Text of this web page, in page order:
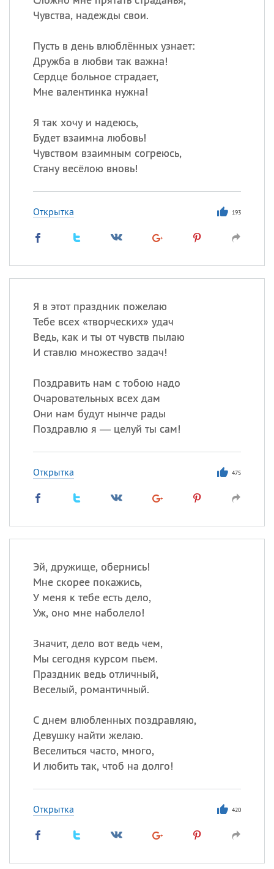
Чувства, надежды свои.
Пусть в день влюблённых узнает:
Дружба в любви так важна!
Сердце больное страдает,
Мне валентинка нужна!
Я так хочу и надеюсь,
Будет взаимна любовь!
Чувством взаимным согреюсь,
Стану весёлою вновь!
Открытка 193
Я в этот праздник пожелаю
Тебе всех «творческих» удач
Ведь, как и ты от чувств пылаю
И ставлю множество задач!
Поздравить нам с тобою надо
Очаровательных всех дам
Они нам будут нынче рады
Поздравлю я — целуй ты сам!
Открытка 475
Эй, дружище, обернись!
Мне скорее покажись,
У меня к тебе есть дело,
Уж, оно мне наболело!
Значит, дело вот ведь чем,
Мы сегодня курсом пьем.
Праздник ведь отличный,
Веселый, романтичный.
С днем влюбленных поздравляю,
Девушку найти желаю.
Веселиться часто, много,
И любить так, чтоб на долго!
Открытка 420